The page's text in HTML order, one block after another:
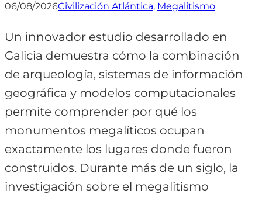
06/08/2026Civilización Atlántica, Megalitismo
Un innovador estudio desarrollado en
Galicia demuestra cómo la combinación
de arqueología, sistemas de información
geográfica y modelos computacionales
permite comprender por qué los
monumentos megalíticos ocupan
exactamente los lugares donde fueron
construidos. Durante más de un siglo, la
investigación sobre el megalitismo